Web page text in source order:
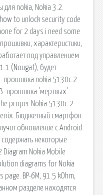
nokia, Nokia 3.2.
to unlock security code
for 2 days.i need some
характеристики,
под управлением
(Nougat), будет
прошивка nokia 5130c 2
прошивка 'мертвых'
proper Nokia 5130c-2
Бюджетный смартфон
обновление с Android
некоторые
Nokia Mobile
diagrams for Nokia
BP-6M, 91.5 kOhm,
разделе находятся